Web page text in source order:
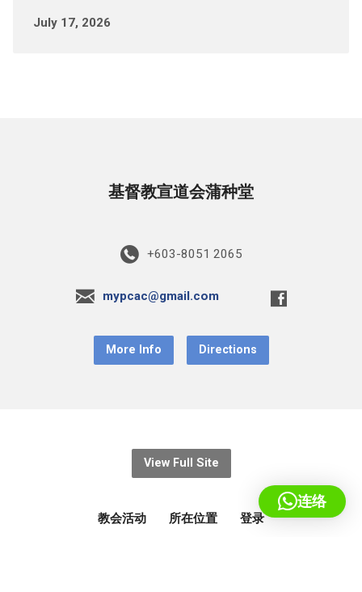
July 17, 2026
基督教宣道会蒲种堂
+603-8051 2065
mypcac@gmail.com
More Info Directions
View Full Site
教会活动 所在位置 登录
连络